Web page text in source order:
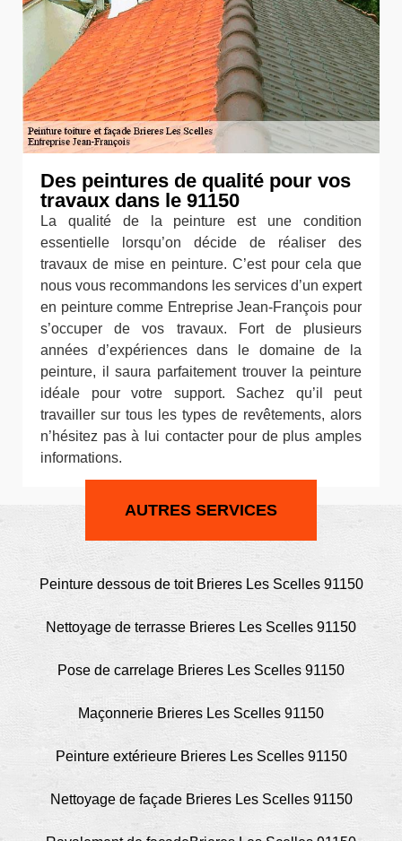
Des peintures de qualité pour vos
travaux dans le 91150
La qualité de la peinture est une condition
essentielle lorsqu’on décide de réaliser des
travaux de mise en peinture. C’est pour cela que
nous vous recommandons les services d’un expert
en peinture comme Entreprise Jean-François pour
s’occuper de vos travaux. Fort de plusieurs
années d’expériences dans le domaine de la
peinture, il saura parfaitement trouver la peinture
idéale pour votre support. Sachez qu’il peut
travailler sur tous les types de revêtements, alors
n’hésitez pas à lui contacter pour de plus amples
informations.
AUTRES SERVICES
Peinture dessous de toit Brieres Les Scelles 91150
Nettoyage de terrasse Brieres Les Scelles 91150
Pose de carrelage Brieres Les Scelles 91150
Maçonnerie Brieres Les Scelles 91150
Peinture extérieure Brieres Les Scelles 91150
Nettoyage de façade Brieres Les Scelles 91150